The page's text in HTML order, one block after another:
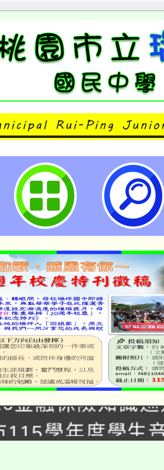
年度國中外師線上
2026 HotMeet
-桃園市立瑞坪國民中
校115學年度第
)教師甄選結果(
金融保險知識
動
115學年度學生